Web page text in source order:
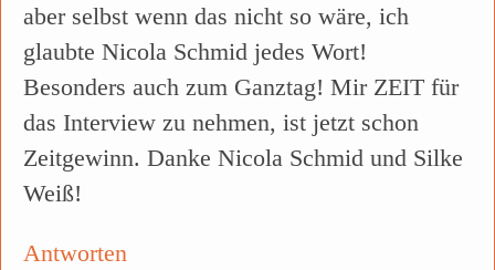
aber selbst wenn das nicht so wäre, ich
glaubte Nicola Schmid jedes Wort!
Besonders auch zum Ganztag! Mir ZEIT für
das Interview zu nehmen, ist jetzt schon
Zeitgewinn. Danke Nicola Schmid und Silke
Weiß!
Antworten